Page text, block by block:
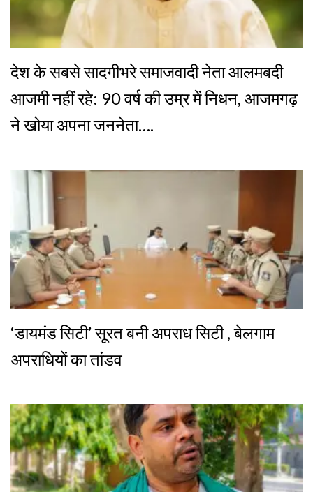
देश के सबसे सादगीभरे समाजवादी नेता आलमबदी
आजमी नहीं रहे: 90 वर्ष की उम्र में निधन, आजमगढ़
ने खोया अपना जननेता….
‘डायमंड सिटी’ सूरत बनी अपराध सिटी , बेलगाम
अपराधियों का तांडव